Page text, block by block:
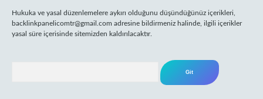
Hukuka ve yasal düzenlemelere aykırı olduğunu düşündüğünüz içerikleri,
backlinkpanelicomtr@gmail.com adresine bildirmeniz halinde, ilgili içerikler
yasal süre içerisinde sitemizden kaldırılacaktır.